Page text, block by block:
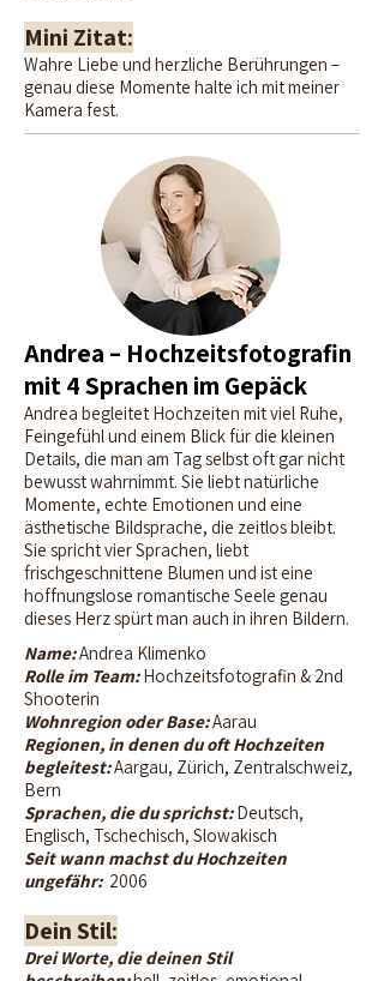
Mini Zitat:
​Wahre Liebe und herzliche Berührungen –
genau diese Momente halte ich mit meiner
Kamera fest.
Andrea
Andrea – Hochzeitsfotografin
mit 4 Sprachen im Gepäck
Andrea begleitet Hochzeiten mit viel Ruhe,
Feingefühl und einem Blick für die kleinen
Details, die man am Tag selbst oft gar nicht
bewusst wahrnimmt. Sie liebt natürliche
Momente, echte Emotionen und eine
ästhetische Bildsprache, die zeitlos bleibt.
Sie spricht vier Sprachen, liebt
frischgeschnittene Blumen und ist eine
hoffnungslose romantische Seele genau
dieses Herz spürt man auch in ihren Bildern.
Name:Andrea Klimenko
Rolle im Team:Hochzeitsfotografin & 2nd
Shooterin
Wohnregion oder Base:Aarau
Regionen, in denen du oft Hochzeiten
begleitest:Aargau, Zürich, Zentralschweiz,
Bern
Sprachen, die du sprichst:Deutsch,
Englisch, Tschechisch, Slowakisch
Seit wann machst du Hochzeiten
ungefähr: 2006
Dein Stil:
Drei Worte, die deinen Stil